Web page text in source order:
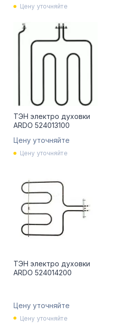
Цену уточняйте
ТЭН электро духовки
ARDO 524013100
Цену уточняйте
Цену уточняйте
ТЭН электро духовки
ARDO 524014200
Цену уточняйте
Цену уточняйте